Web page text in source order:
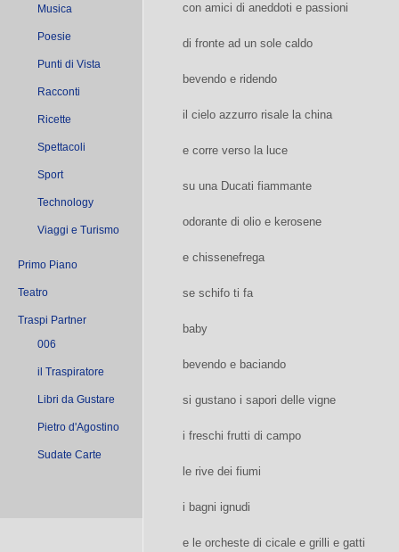
Musica
Poesie
Punti di Vista
Racconti
Ricette
Spettacoli
Sport
Technology
Viaggi e Turismo
Primo Piano
Teatro
Traspi Partner
006
il Traspiratore
Libri da Gustare
Pietro d'Agostino
Sudate Carte
con amici di aneddoti e passioni
di fronte ad un sole caldo
bevendo e ridendo
il cielo azzurro risale la china
e corre verso la luce
su una Ducati fiammante
odorante di olio e kerosene
e chissenefrega
se schifo ti fa
baby
bevendo e baciando
si gustano i sapori delle vigne
i freschi frutti di campo
le rive dei fiumi
i bagni ignudi
e le orcheste di cicale e grilli e gatti